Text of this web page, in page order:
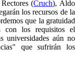
(Cruch), Aldo
los recursos de la
que la gratuidad
con los requisitos el
universidades aún no
que sufrirán los